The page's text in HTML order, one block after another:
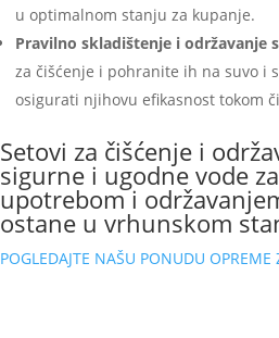
u optimalnom stanju za kupanje.
Pravilno skladištenje i održavanje
za čišćenje i pohranite ih na suvo i
osigurati njihovu efikasnost tokom
Setovi za čišćenje i
sigurne i ugodne vode
upotrebom i
ostane u vrhunskom
POGLEDAJTE NAŠU PONUDU OPREME